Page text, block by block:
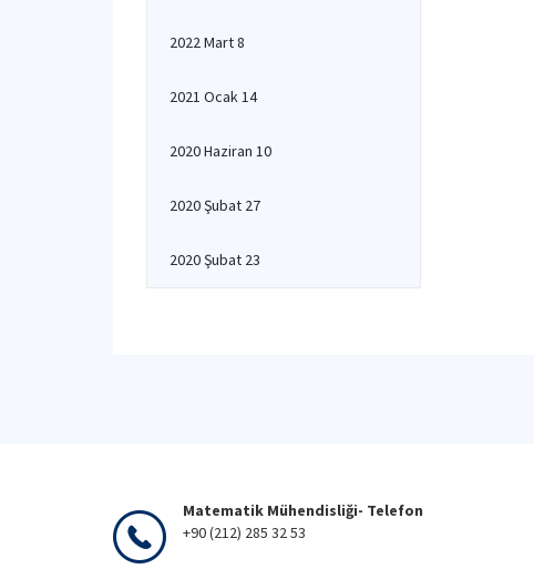
2022 Mart 8
2021 Ocak 14
2020 Haziran 10
2020 Şubat 27
2020 Şubat 23
Matematik Mühendisliği- Telefon
+90 (212) 285 32 53